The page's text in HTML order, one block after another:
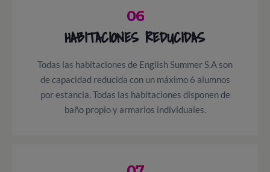
06
HABITACIONES REDUCIDAS
Todas las habitaciones de English Summer S.A son
de capacidad reducida con un máximo 6 alumnos
por estancia. Todas las habitaciones disponen de
baño propio y armarios individuales.